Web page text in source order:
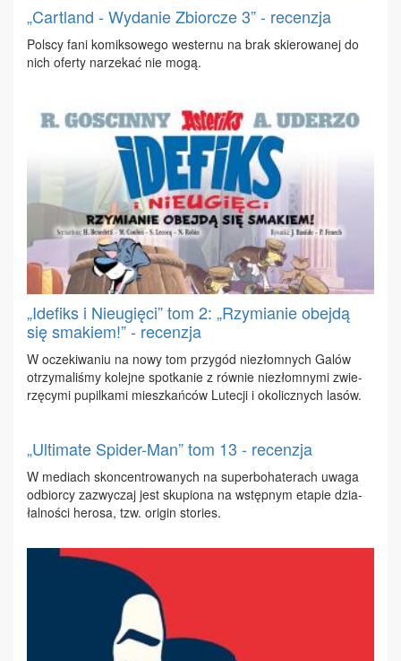
„Cartland - Wydanie Zbiorcze 3” - recenzja
Pol­scy fa­ni ko­mik­so­we­go we­ster­nu na brak skie­ro­wa­nej do
nich ofer­ty na­rze­kać nie mo­gą.
„Idefiks i Nieugięci” tom 2: „Rzymianie obejdą
się smakiem!” - recenzja
W ocze­ki­wa­niu na no­wy tom przy­gód nie­złom­nych Ga­lów
otrzy­ma­li­śmy ko­lej­ne spo­tka­nie z rów­nie nie­złom­ny­mi zwie­
rzę­cy­mi pu­pil­ka­mi miesz­kań­ców Lu­te­cji i oko­licz­nych la­sów.
„Ultimate Spider-Man” tom 13 - recenzja
W me­diach skon­cen­tro­wa­nych na su­per­bo­ha­te­rach uwa­ga
od­bior­cy za­zwy­czaj jest sku­pio­na na wstęp­nym eta­pie dzia­
łal­no­ści he­ro­sa, tzw. ori­gin sto­ries.